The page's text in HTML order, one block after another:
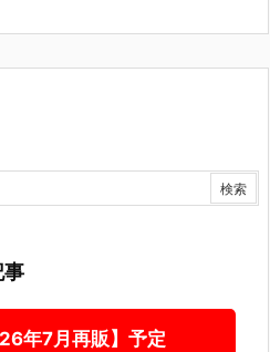
事
年7月再販】予定